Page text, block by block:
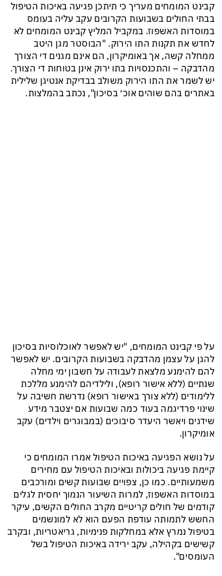
קבינט המומחים מעריך כי תיתכן פגיעה באיכות הטיפול
בבתי החולים בשבועות הקרובים עקב עליה בעומס
במוסדות האשפוז. במקביל המליץ קבינט המומחים לא
לחדש את תקנות התו הירוק. "הבוסטר מגן היטב
ממחלה קשה, אך באומיקרון, הם אינם מגנים די הצורך
מהדבקה – והתכנסויות בתו ירוק אינן בטוחות די הצורך.
יש לשמר את התו הירוק משולב בבדיקת אנטיגן שלילית
באתרים בהם שוהים אוכ׳ בסיכון", נכתב בהמלצות.
על פי קבינט המומחים, "יש לאפשר לאוכלוסיות בסיכון
להגן על עצמן מהדבקה בשבועות הקרובים. יש לאפשר
להם להימנע מלצאת לעבודה על חשבון ימי מחלה
שנתיים (ללא אישור רופא), ולילדיהם להימנע מללכת
ללימודים (ללא צורך באישור רופא) נדרשת חשיבה על
שינוי פרדיגמה בעוד כמה שבועות אם יצטבר מידע
שידגים ויאשר היעדר סיבוכים (במבוגרים וילדים) עקב
אומיקרון.
על נושא הפגיעה באיכות הטיפול אמרו המומחים כי
קיימת פגיעה ביכולות ובאיכות הטיפול עם מחירים
משמעותיים. כמו כן, צפויים שבועות קשים ומורכבים
במוסדות האשפוז, למרות השיעור הנמוך יחסית לגלים
קודמים של חולים קריטיים מקרב החולים הקשים, עיקר
החשש לתמותה עודפת הפעם הוא לא למונשמים
בטיפול נמרץ אלא במחלקות פנימיות, גריאטריות, ובקרב
קשישים בקהילה, עקב ירידה באיכות הטיפול בשל
העומסים".